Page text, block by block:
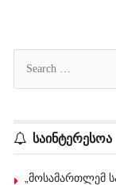
საინტერესოა
„მოსამართლემ